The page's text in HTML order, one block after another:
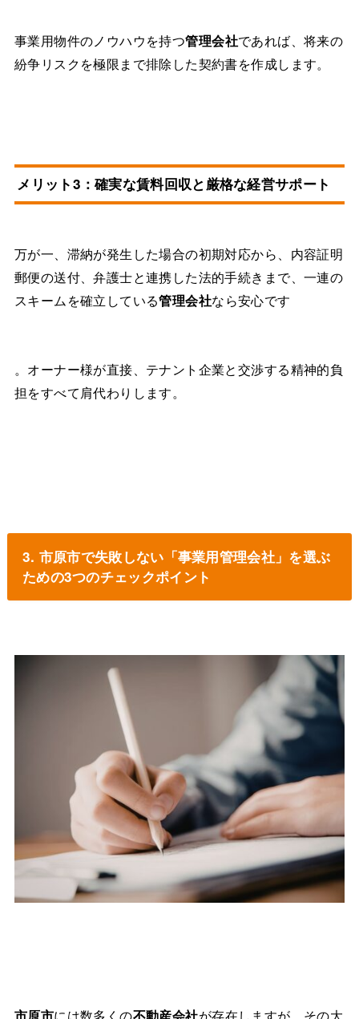
事業用物件のノウハウを持つ管理会社であれば、将来の
紛争リスクを極限まで排除した契約書を作成します。
メリット3：確実な賃料回収と厳格な経営サポート
万が一、滞納が発生した場合の初期対応から、内容証明
郵便の送付、弁護士と連携した法的手続きまで、一連の
スキームを確立している管理会社なら安心です
。オーナー様が直接、テナント企業と交渉する精神的負
担をすべて肩代わりします。
3. 市原市で失敗しない「事業用管理会社」を選ぶ
ための3つのチェックポイント
市原市には数多くの不動産会社が存在しますが、その大